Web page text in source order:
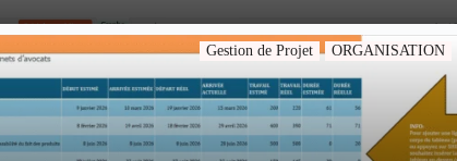
Gestion de Projet ORGANISATION